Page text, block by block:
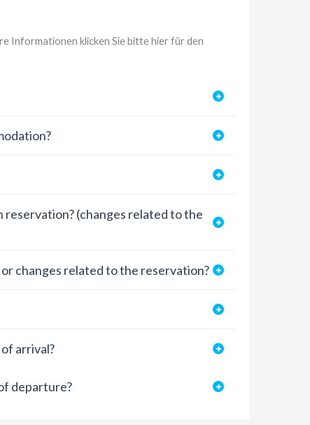
Informationen klicken Sie bitte hier für den
reservation? (changes related to the
changes related to the reservation?
arrival?
departure?